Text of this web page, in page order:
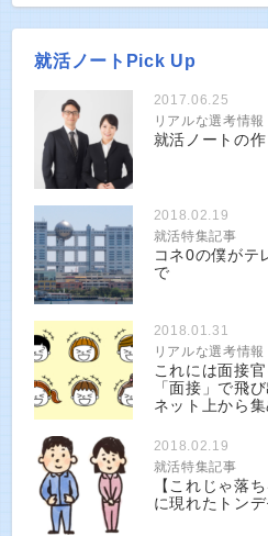
就活ノートPick Up
2017.06.25
リアルな選考情
就活ノートの
2018.02.19
就活特集記事
コネ0の僕がテ
で
2018.01.31
リアルな選考情
これには面接
「面接」で飛
ネット上から集
2018.02.19
就活特集記事
【これじゃ落
に現れたトン